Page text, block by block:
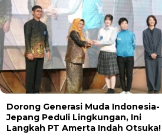
Dorong Generasi Muda Indonesia-
Jepang Peduli Lingkungan, Ini
Langkah PT Amerta Indah Otsuka!